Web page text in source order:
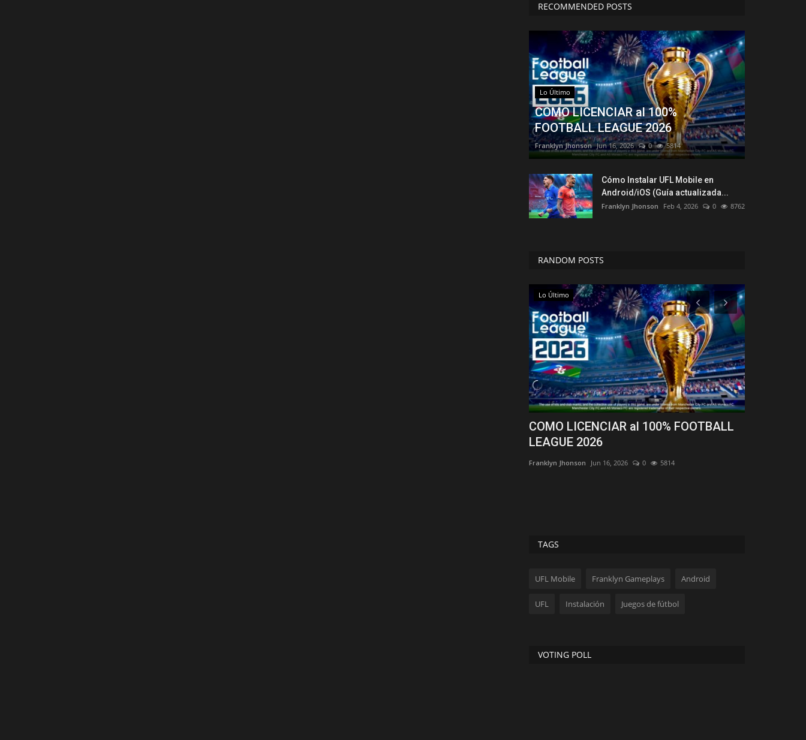
RECOMMENDED POSTS
Lo Último
COMO LICENCIAR al 100%
FOOTBALL LEAGUE 2026
Franklyn Jhonson Jun 16, 2026 0 5814
Cómo Instalar UFL Mobile en
Android/iOS (Guía actualizada...
Franklyn Jhonson Feb 4, 2026 0 8762
RANDOM POSTS
Lo Último
COMO LICENCIAR al 100% FOOTBALL
LEAGUE 2026
Franklyn Jhonson Jun 16, 2026 0 5814
TAGS
UFL Mobile Franklyn Gameplays Android
UFL Instalación Juegos de fútbol
VOTING POLL